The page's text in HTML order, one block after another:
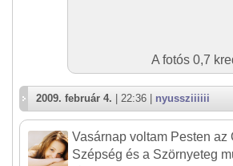
A fotós 0,7
2009. február 4. | 22:36 | nyussziiiiii
Vasárnap voltam Pesten az
Szépség és a Szörnyeteg